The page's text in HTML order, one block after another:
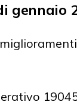
gennaio